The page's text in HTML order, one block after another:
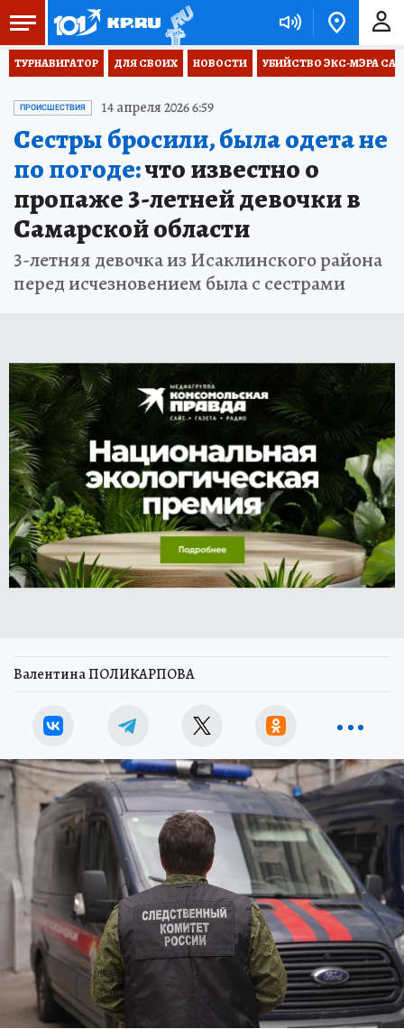
ТУРНАВИГАТОР ДЛЯ СВОИХ НОВОСТИ УБИЙСТВО ЭКС-МЭРА
ПРОИСШЕСТВИЯ 14 апреля 2026 6:59
Сестры бросили, была одета не
по погоде:что известно о
пропаже 3-летней девочки в
Самарской области
3-летняя девочка из Исаклинского района
перед исчезновением была с сестрами
Валентина ПОЛИКАРПОВА